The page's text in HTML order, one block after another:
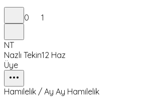
0 1
NT
Nazlı Tekin12 Haz
Üye
Hamilelik / Ay Ay Hamilelik